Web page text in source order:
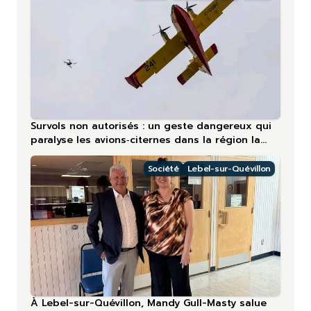
Survols non autorisés : un geste dangereux qui
paralyse les avions‑citernes dans la région la
plus touchée en 2026
Société Lebel-sur-Quévillon
À Lebel-sur-Quévillon, Mandy Gull-Masty salue